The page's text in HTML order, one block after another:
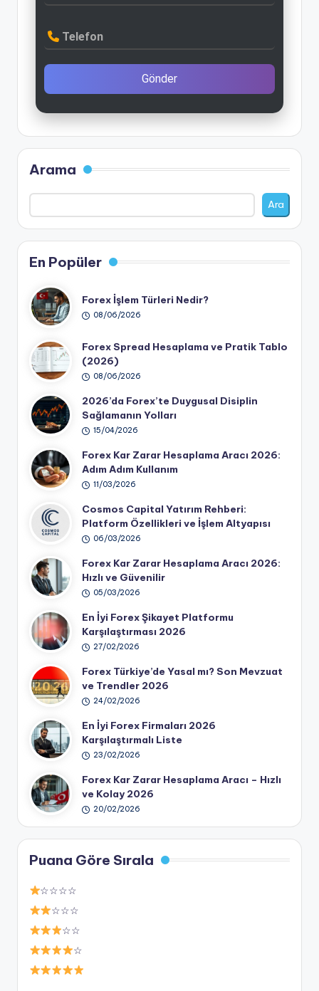
Telefon
Gönder
Arama
Ara
En Popüler
Forex İşlem Türleri Nedir?
08/06/2026
Forex Spread Hesaplama ve Pratik Tablo
(2026)
08/06/2026
2026’da Forex’te Duygusal Disiplin
Sağlamanın Yolları
15/04/2026
Forex Kar Zarar Hesaplama Aracı 2026:
Adım Adım Kullanım
11/03/2026
Cosmos Capital Yatırım Rehberi:
Platform Özellikleri ve İşlem Altyapısı
06/03/2026
Forex Kar Zarar Hesaplama Aracı 2026:
Hızlı ve Güvenilir
05/03/2026
En İyi Forex Şikayet Platformu
Karşılaştırması 2026
27/02/2026
Forex Türkiye’de Yasal mı? Son Mevzuat
ve Trendler 2026
24/02/2026
En İyi Forex Firmaları 2026
Karşılaştırmalı Liste
23/02/2026
Forex Kar Zarar Hesaplama Aracı – Hızlı
ve Kolay 2026
20/02/2026
Puana Göre Sırala
☆☆☆☆
☆☆☆
☆☆
☆